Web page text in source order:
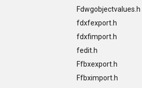
Fdwgobjectvalues.h
fdxfexport.h
fdxfimport.h
fedit.h
Ffbxexport.h
Ffbximport.h